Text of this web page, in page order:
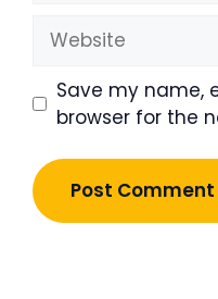
Website
Save my name,
browser for the